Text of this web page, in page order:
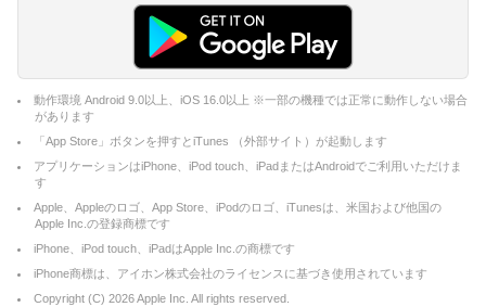
動作環境 Android 9.0以上、iOS 16.0以上 ※一部の機種では正常に動作しない場合
があります
「App Store」ボタンを押すとiTunes （外部サイト）が起動します
アプリケーションはiPhone、iPod touch、iPadまたはAndroidでご利用いただけま
す
Apple、Appleのロゴ、App Store、iPodのロゴ、iTunesは、米国および他国の
Apple Inc.の登録商標です
iPhone、iPod touch、iPadはApple Inc.の商標です
iPhone商標は、アイホン株式会社のライセンスに基づき使用されています
Copyright (C) 2026Apple Inc. All rights reserved.